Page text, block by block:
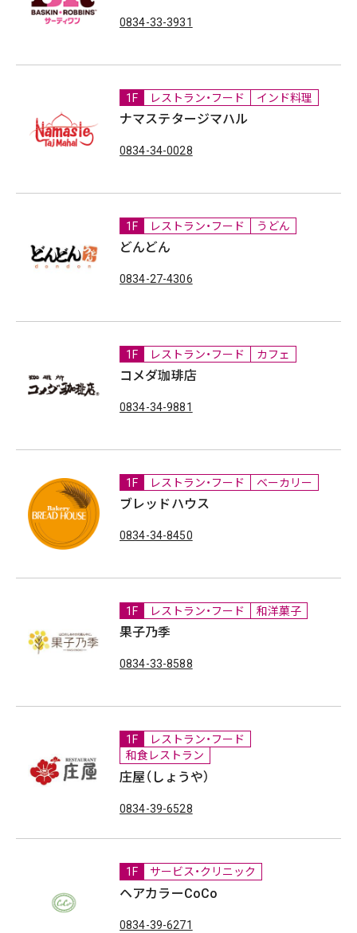
0834-33-3931
1F レストラン・フード インド料理
ナマステタージマハル
0834-34-0028
1F レストラン・フード うどん
どんどん
0834-27-4306
1F レストラン・フード カフェ
コメダ珈琲店
0834-34-9881
1F レストラン・フード ベーカリー
ブレッドハウス
0834-34-8450
1F レストラン・フード 和洋菓子
果子乃季
0834-33-8588
1F
レストラン・フード
和食レストラン
庄屋（しょうや）
0834-39-6528
1F サービス・クリニック
ヘアカラーCoCo
0834-39-6271